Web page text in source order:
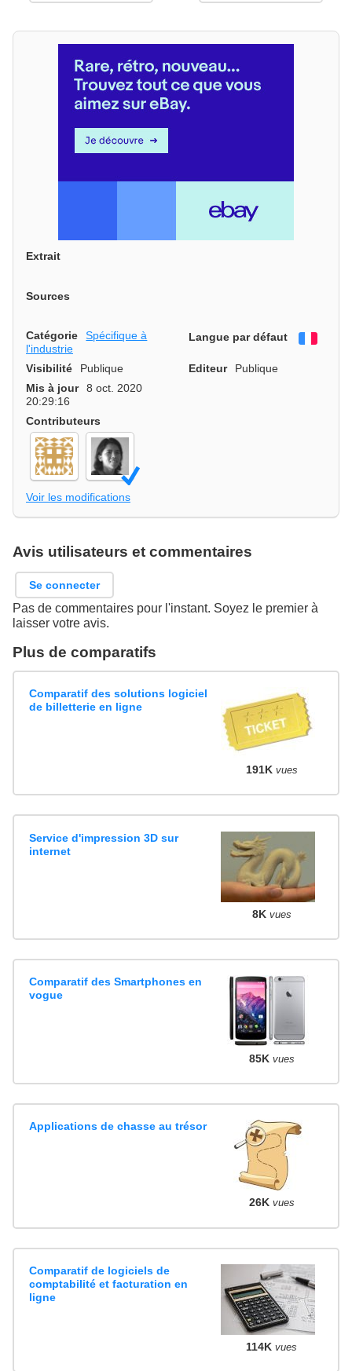
Extrait
Sources
Catégorie
Spécifique à
l'industrie
Langue par défaut
Visibilité Publique Editeur
Publique
Mis à jour
8 oct. 2020
20:29:16
Contributeurs
Voir les modifications
Avis utilisateurs et commentaires
Se connecter
Pas de commentaires pour l'instant. Soyez le premier à
laisser votre avis.
Plus de comparatifs
Comparatif des solutions logiciel
de billetterie en ligne
191K vues
Service d'impression 3D sur
internet
8K vues
Comparatif des Smartphones en
vogue
85K vues
Applications de chasse au trésor
26K vues
Comparatif de logiciels de
comptabilité et facturation en
ligne
114K vues